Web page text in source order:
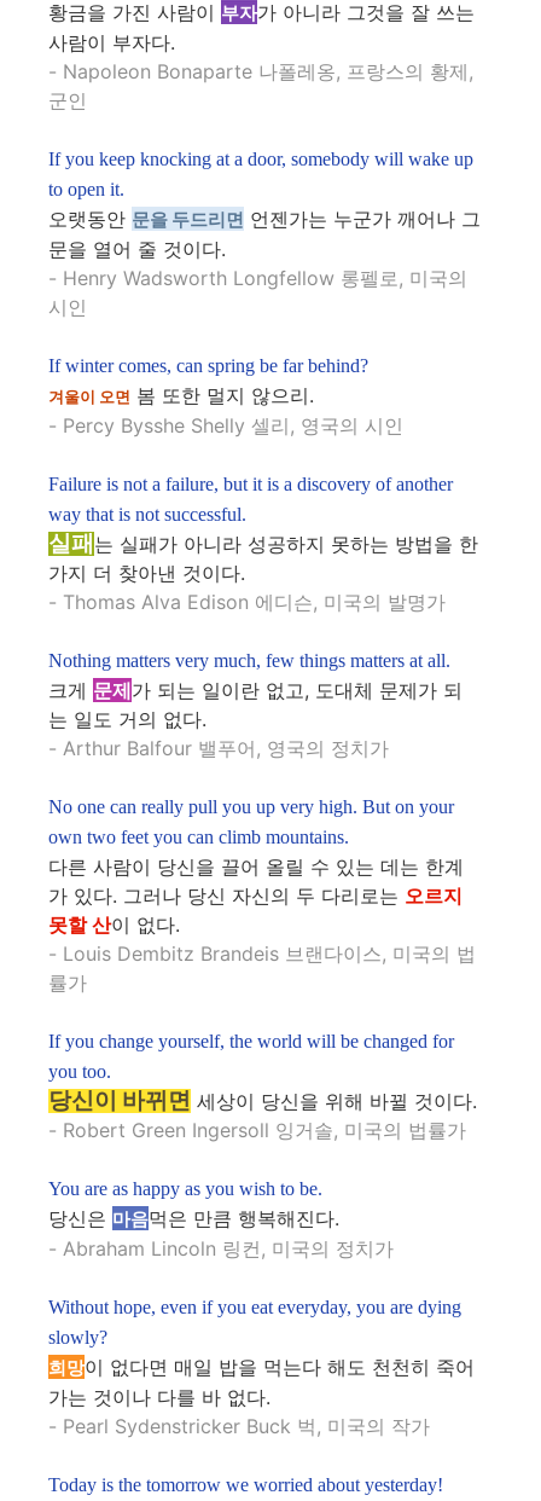
황금을 가진 사람이 부자가 아니라 그것을 잘 쓰는
사람이 부자다.
- Napoleon Bonaparte 나폴레옹, 프랑스의 황제,
군인
If you keep knocking at a door, somebody will wake up
to open it.
오랫동안 문을 두드리면 언젠가는 누군가 깨어나 그
문을 열어 줄 것이다.
- Henry Wadsworth Longfellow 롱펠로, 미국의
시인
If winter comes, can spring be far behind?
겨울이 오면 봄 또한 멀지 않으리.
- Percy Bysshe Shelly 셀리, 영국의 시인
Failure is not a failure, but it is a discovery of another
way that is not successful.
실패 는 실패가 아니라 성공하지 못하는 방법을 한
가지 더 찾아낸 것이다.
- Thomas Alva Edison 에디슨, 미국의 발명가
Nothing matters very much, few things matters at all.
크게 문제가 되는 일이란 없고, 도대체 문제가 되
는 일도 거의 없다.
- Arthur Balfour 밸푸어, 영국의 정치가
No one can really pull you up very high. But on your
own two feet you can climb mountains.
다른 사람이 당신을 끌어 올릴 수 있는 데는 한계
가 있다. 그러나 당신 자신의 두 다리로는 오르지
못할 산이 없다.
- Louis Dembitz Brandeis 브랜다이스, 미국의 법
률가
If you change yourself, the world will be changed for
you too.
당신이 바뀌면 세상이 당신을 위해 바뀔 것이다.
- Robert Green Ingersoll 잉거솔, 미국의 법률가
You are as happy as you wish to be.
당신은 마음먹은 만큼 행복해진다.
- Abraham Lincoln 링컨, 미국의 정치가
Without hope, even if you eat everyday, you are dying
slowly?
희망이 없다면 매일 밥을 먹는다 해도 천천히 죽어
가는 것이나 다를 바 없다.
- Pearl Sydenstricker Buck 벅, 미국의 작가
Today is the tomorrow we worried about yesterday!